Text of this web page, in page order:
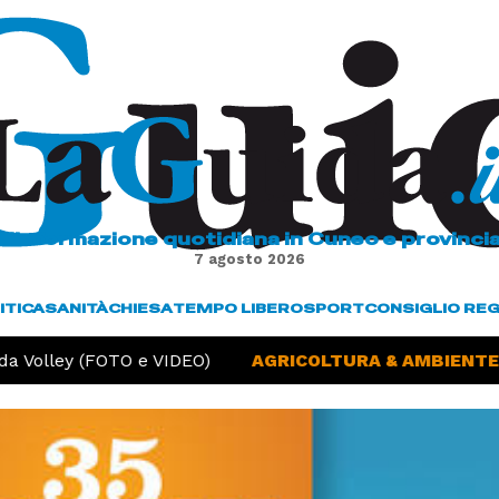
L'informazione quotidiana in Cuneo e
7 agosto 2026
SANITÀCHIESATEMPO LIBEROSPORTCONSIGLIO
(FOTO e VIDEO) AGRICOLTURA & AMBIENTE -